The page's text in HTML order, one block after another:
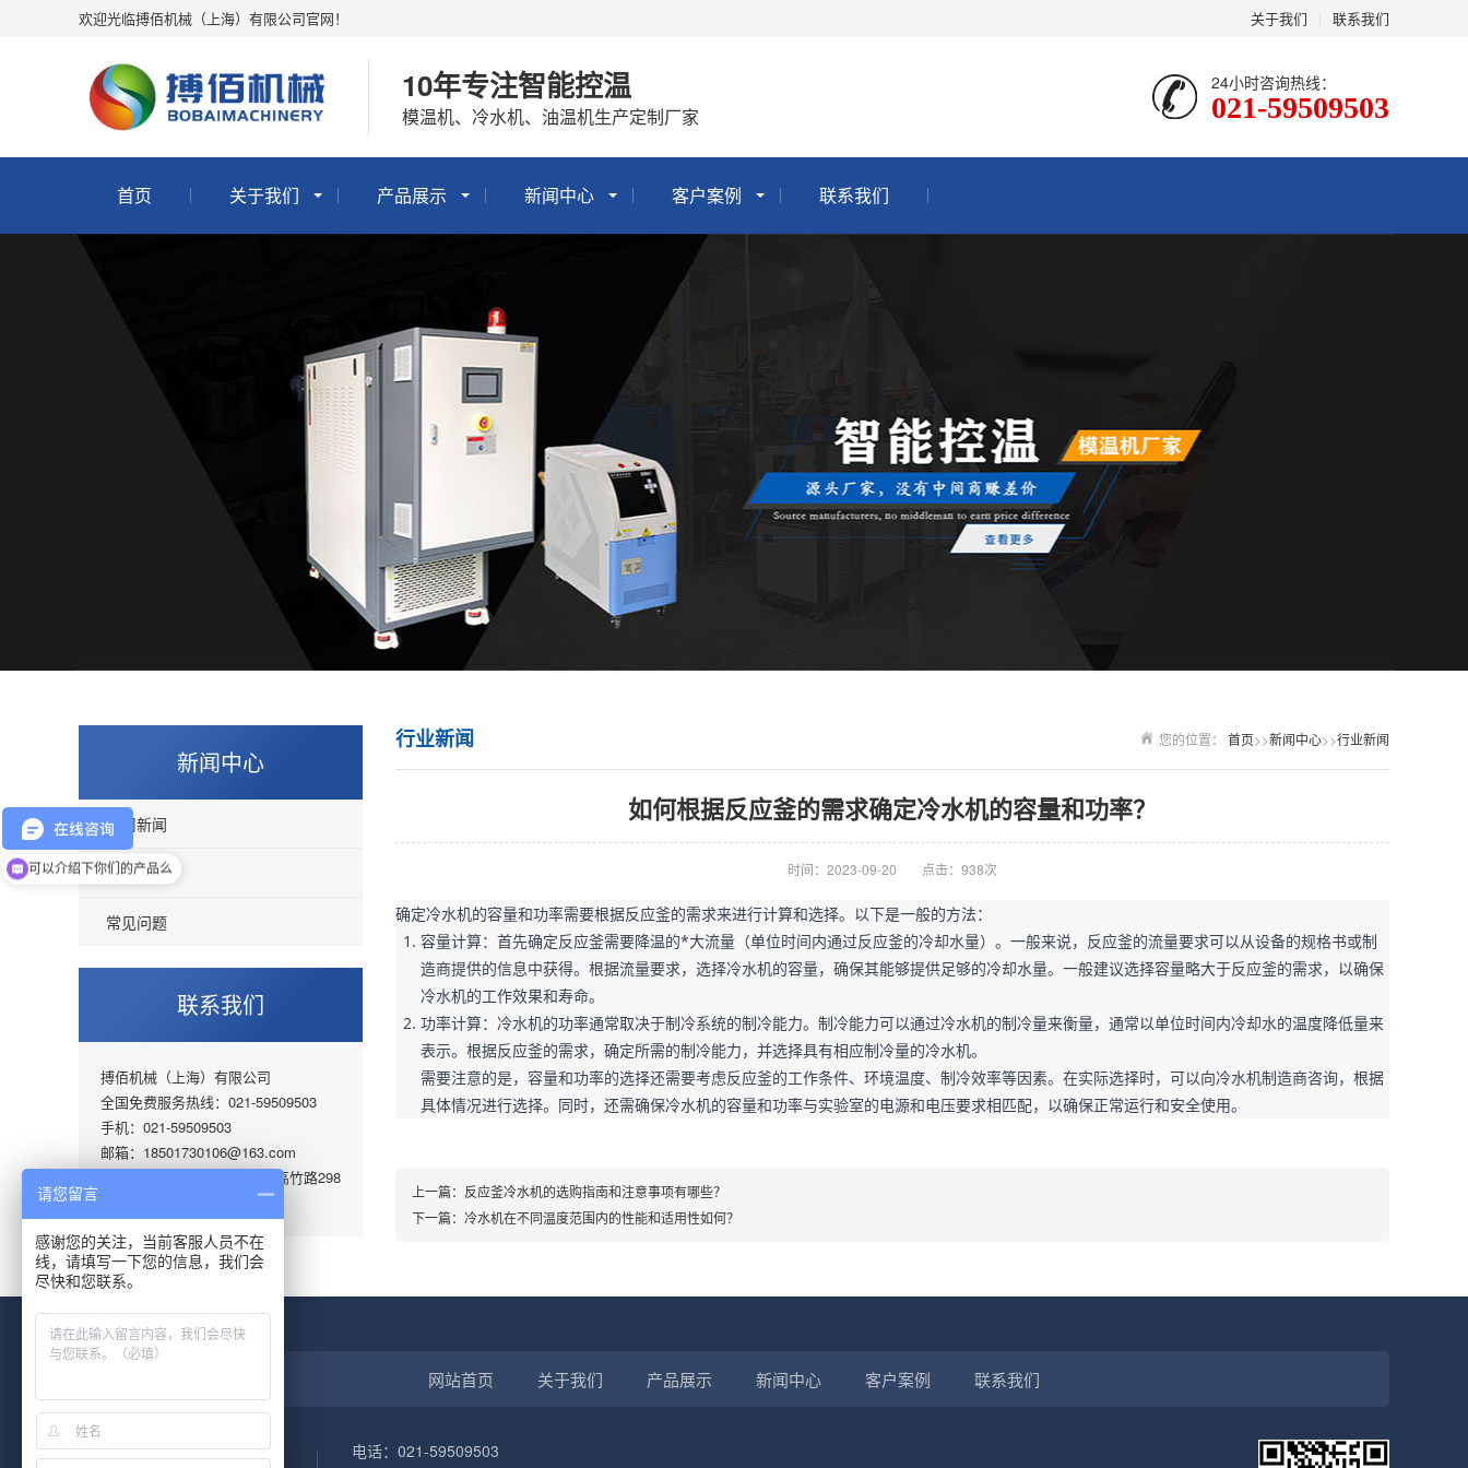
关于我们 联系我们
欢迎光临搏佰机械（上海）有限公司官网！
10年专注智能控温
模温机、冷水机、油温机生产定制厂家
24小时咨询热线：
021-59509503
首页 关于我们 产品展示 新闻中心 客户案例 联系我们
新闻中心
公司新闻
行业新闻
常见问题
联系我们
搏佰机械（上海）有限公司
全国免费服务热线：021-59509503
手机：021-59509503
邮箱：18501730106@163.com
地址 ：上海市嘉定区华亭镇高竹路298
您的位置： 首页>>新闻中心>>行业新闻
行业新闻
如何根据反应釜的需求确定冷水机的容量和功率？
时间：2023-09-20 点击：938次
确定冷水机的容量和功率需要根据反应釜的需求来进行计算和选择。以下是一般的方法：
容量计算：首先确定反应釜需要降温的*大流量（单位时间内通过反应釜的冷却水量）。一般来说，反应釜的流量要求可以从设备的规格书或制
造商提供的信息中获得。根据流量要求，选择冷水机的容量，确保其能够提供足够的冷却水量。一般建议选择容量略大于反应釜的需求，以确保
冷水机的工作效果和寿命。
功率计算：冷水机的功率通常取决于制冷系统的制冷能力。制冷能力可以通过冷水机的制冷量来衡量，通常以单位时间内冷却水的温度降低量来
表示。根据反应釜的需求，确定所需的制冷能力，并选择具有相应制冷量的冷水机。
需要注意的是，容量和功率的选择还需要考虑反应釜的工作条件、环境温度、制冷效率等因素。在实际选择时，可以向冷水机制造商咨询，根据
具体情况进行选择。同时，还需确保冷水机的容量和功率与实验室的电源和电压要求相匹配，以确保正常运行和安全使用。
上一篇： 反应釜冷水机的选购指南和注意事项有哪些？
下一篇： 冷水机在不同温度范围内的性能和适用性如何？
网站首页 关于我们 产品展示 新闻中心 客户案例 联系我们
电话：021-59509503
可以介绍下你们的产品么
你们是怎么收费的呢
请您留言
感谢您的关注，当前客服人员不在
线，请填写一下您的信息，我们会
尽快和您联系。